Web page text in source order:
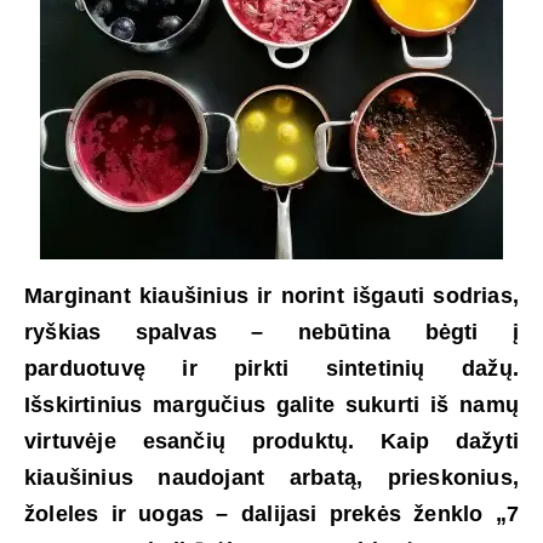
Marginant kiaušinius ir norint išgauti sodrias,
ryškias spalvas – nebūtina bėgti į
parduotuvę ir pirkti sintetinių dažų.
Išskirtinius margučius galite sukurti iš namų
virtuvėje esančių produktų. Kaip dažyti
kiaušinius naudojant arbatą, prieskonius,
žoleles ir uogas – dalijasi prekės ženklo „7